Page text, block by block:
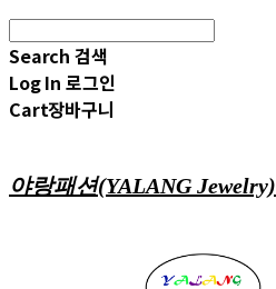
Search 검색
Log In 로그인
Cart장바구니
야랑패션(YALANG Jewelry)